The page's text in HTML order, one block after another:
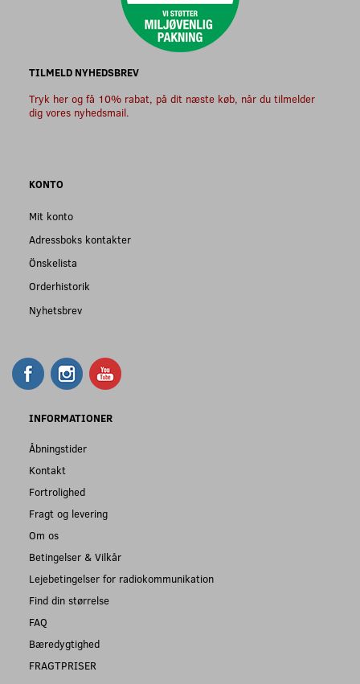
TILMELD NYHEDSBREV
Tryk her og få 10% rabat, på dit næste køb, når du tilmelder
dig vores nyhedsmail.
KONTO
Mit konto
Adressboks kontakter
Önskelista
Orderhistorik
Nyhetsbrev
INFORMATIONER
Åbningstider
Kontakt
Fortrolighed
Fragt og levering
Om os
Betingelser & Vilkår
Lejebetingelser for radiokommunikation
Find din størrelse
FAQ
Bæredygtighed
FRAGTPRISER